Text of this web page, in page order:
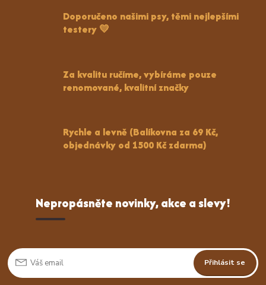
Doporučeno našimi psy, těmi nejlepšími
testery 💛
Za kvalitu ručíme, vybíráme pouze
renomované, kvalitní značky
Rychle a levně (Balíkovna za 69 Kč,
objednávky od 1500 Kč zdarma)
Nepropásněte novinky, akce a slevy!
Přihlásit se